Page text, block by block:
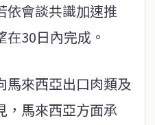
依會談共識加速推
30日內完成。
馬來西亞出口肉類及
，馬來西亞方面承